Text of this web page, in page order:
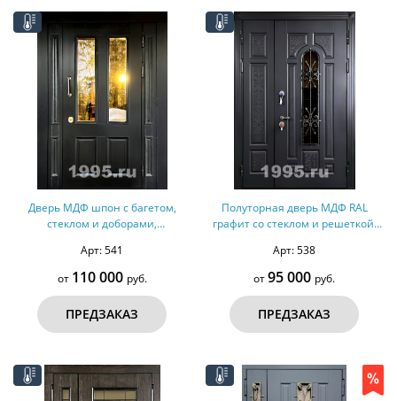
Дверь МДФ шпон с багетом,
стеклом и доборами,
Арт: 541
от 110 000 руб.
ПРЕДЗАКАЗ
Полуторная дверь МДФ RAL
графит со стеклом и решеткой,
Арт: 538
от95 000 руб.
ПРЕДЗАКАЗ